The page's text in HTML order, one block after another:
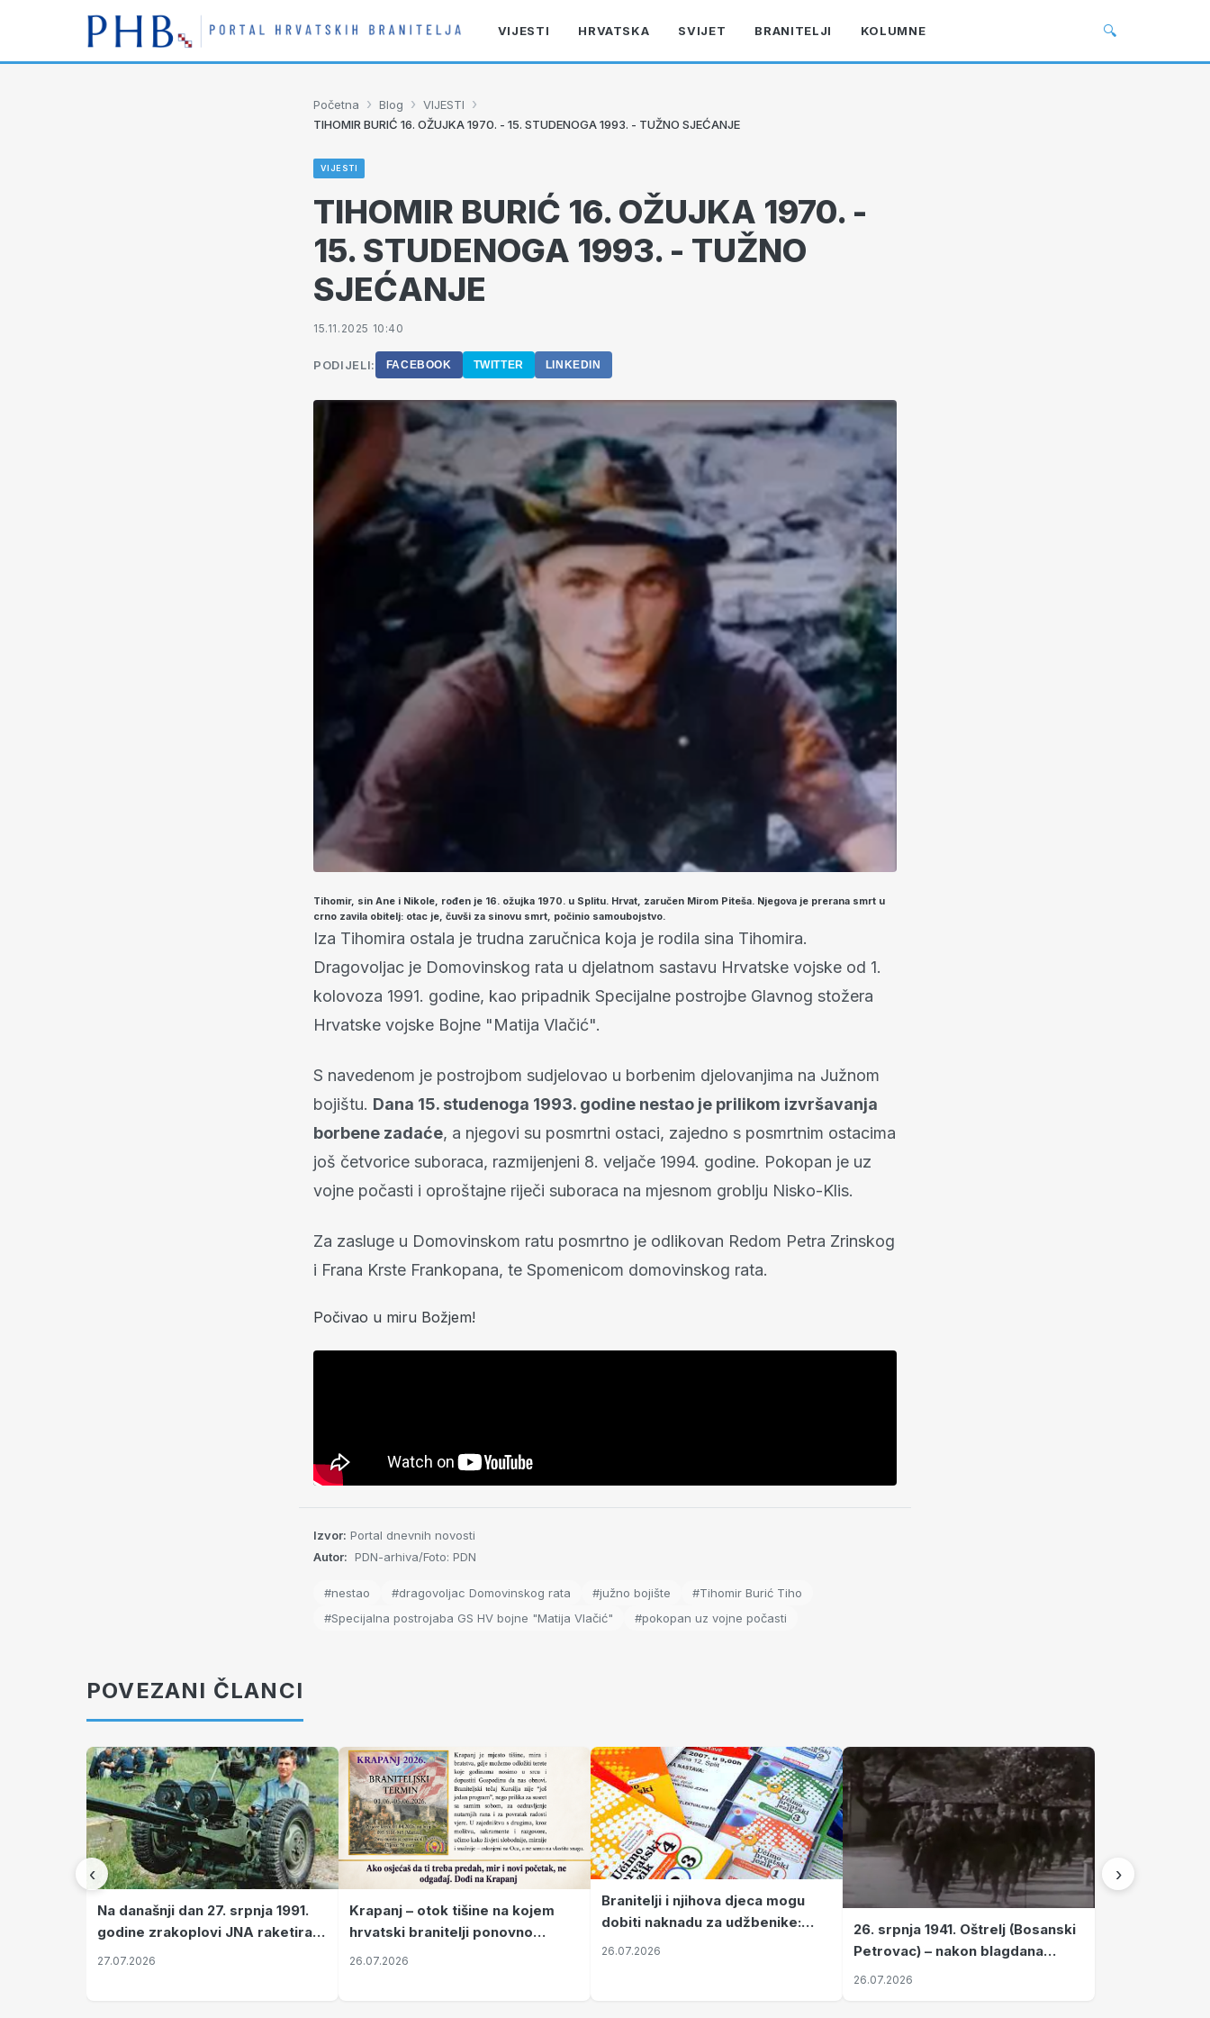
VIJESTI HRVATSKA SVIJET BRANITELJI KOLUMNE 🔍
Početna › Blog › VIJESTI ›
TIHOMIR BURIĆ 16. OŽUJKA 1970. - 15. STUDENOGA 1993. - TUŽNO SJEĆANJE
VIJESTI
TIHOMIR BURIĆ 16. OŽUJKA 1970. -
15. STUDENOGA 1993. - TUŽNO
SJEĆANJE
15.11.2025 10:40
PODIJELI: FACEBOOK TWITTER LINKEDIN
Tihomir, sin Ane i Nikole, rođen je 16. ožujka 1970. u Splitu. Hrvat, zaručen Mirom Piteša. Njegova je prerana smrt u
crno zavila obitelj: otac je, čuvši za sinovu smrt, počinio samoubojstvo.
Iza Tihomira ostala je trudna zaručnica koja je rodila sina Tihomira.
Dragovoljac je Domovinskog rata u djelatnom sastavu Hrvatske vojske od 1.
kolovoza 1991. godine, kao pripadnik Specijalne postrojbe Glavnog stožera
Hrvatske vojske Bojne "Matija Vlačić".
S navedenom je postrojbom sudjelovao u borbenim djelovanjima na Južnom
bojištu. Dana 15. studenoga 1993. godine nestao je prilikom izvršavanja
borbene zadaće, a njegovi su posmrtni ostaci, zajedno s posmrtnim ostacima
još četvorice suboraca, razmijenjeni 8. veljače 1994. godine. Pokopan je uz
vojne počasti i oproštajne riječi suboraca na mjesnom groblju Nisko-Klis.
Za zasluge u Domovinskom ratu posmrtno je odlikovan Redom Petra Zrinskog
i Frana Krste Frankopana, te Spomenicom domovinskog rata.
Počivao u miru Božjem!
Izvor: Portal dnevnih novosti
Autor: PDN-arhiva/Foto: PDN
#nestao #dragovoljac Domovinskog rata #južno bojište
#Tihomir Burić Tiho
#Specijalna postrojaba GS HV bojne "Matija Vlačić"
#pokopan uz vojne počasti
POVEZANI ČLANCI
‹
Na današnji dan 27. srpnja 1991.
godine zrakoplovi JNA raketirali
su vojarnu i obučni centar "Nikola
27.07.2026
Krapanj – otok tišine na kojem
hrvatski branitelji ponovno
pronalaze mir
26.07.2026
Branitelji i njihova djeca mogu
dobiti naknadu za udžbenike:
zahtjevi se podnose do 31.
26.07.2026
26. srpnja 1941. Oštrelj (Bosanski
Petrovac) – nakon blagdana
Svete Ane izvršen napad srpskih
26.07.2026
›